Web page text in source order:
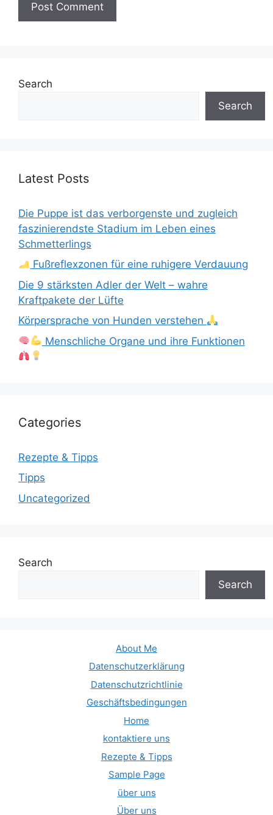
Search
Search
Latest Posts
Die Puppe ist das verborgenste und zugleich
faszinierendste Stadium im Leben eines
Schmetterlings
Fußreflexzonen für eine ruhigere Verdauung
Die 9 stärksten Adler der Welt – wahre
Kraftpakete der Lüfte
Körpersprache von Hunden verstehen
Menschliche Organe und ihre Funktionen
Categories
Rezepte & Tipps
Tipps
Uncategorized
Search
Search
About Me
Datenschutzerklärung
Datenschutzrichtlinie
Geschäftsbedingungen
Home
kontaktiere uns
Rezepte & Tipps
Sample Page
über uns
Über uns